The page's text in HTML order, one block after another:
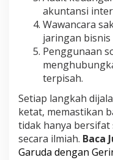
akuntansi
Wawancara
jaringan bisnis
Penggunaan
terpisah.
Setiap langkah
ketat, memastikan
tidak hanya
secara ilmiah. Baca
Garuda dengan